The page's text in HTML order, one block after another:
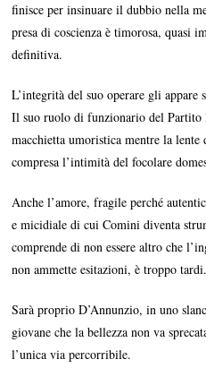
finisce per insinuare il dubbio nella
presa di coscienza è timorosa, quasi
definitiva.
L’integrità del suo operare gli appare
Il suo ruolo di funzionario del Partito
macchietta umoristica mentre la lente
compresa l’intimità del focolare
Anche l’amore, fragile perché
e micidiale di cui Comini diventa
comprende di non essere altro che
non ammette esitazioni, è troppo tardi.
Sarà proprio D’Annunzio, in uno
giovane che la bellezza non va
l’unica via percorribile.